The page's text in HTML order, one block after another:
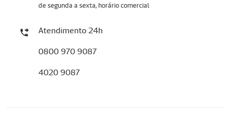
de segunda a sexta, horário comercial
Atendimento 24h
0800 970 9087
4020 9087